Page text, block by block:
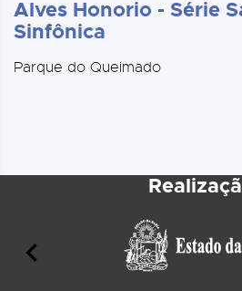
Alves Honorio - Série
Sinfônica
Parque do Queimado